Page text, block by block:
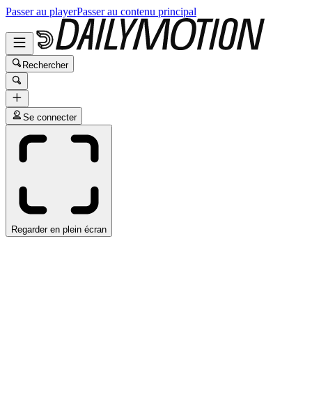
Passer au playerPasser au contenu principal
Rechercher
Se connecter
Regarder en plein écran